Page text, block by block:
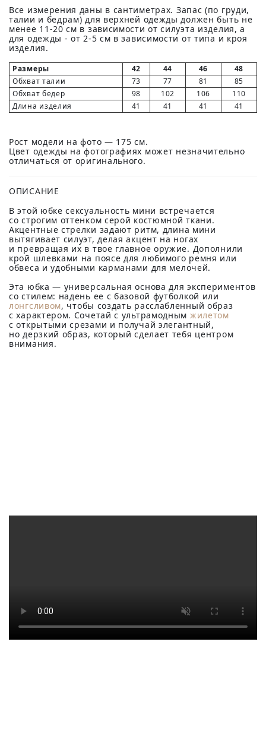
Все измерения даны в сантиметрах. Запас (по груди,
талии и бедрам) для верхней одежды должен быть не
менее 11-20 см в зависимости от силуэта изделия, а
для одежды - от 2-5 см в зависимости от типа и кроя
изделия.
Размеры 42 44 46
48
Обхват талии
73 77 81
85
Обхват бедер
98 102 106
110
Длина изделия
41 41 41 41
Рост модели на фото — 175 см.
Цвет одежды на фотографиях может незначительно
отличаться от оригинального.
ОПИСАНИЕ
В этой юбке сексуальность мини встречается
со строгим оттенком серой костюмной ткани.
Акцентные стрелки задают ритм, длина мини
вытягивает силуэт, делая акцент на ногах
и превращая их в твое главное оружие. Дополнили
крой шлевками на поясе для любимого ремня или
обвеса и удобными карманами для мелочей.
Эта юбка — универсальная основа для экспериментов
со стилем: надень ее с базовой футболкой или
лонгсливом, чтобы создать расслабленный образ
с характером. Сочетай с ультрамодным жилетом
с открытыми срезами и получай элегантный,
но дерзкий образ, который сделает тебя центром
внимания.